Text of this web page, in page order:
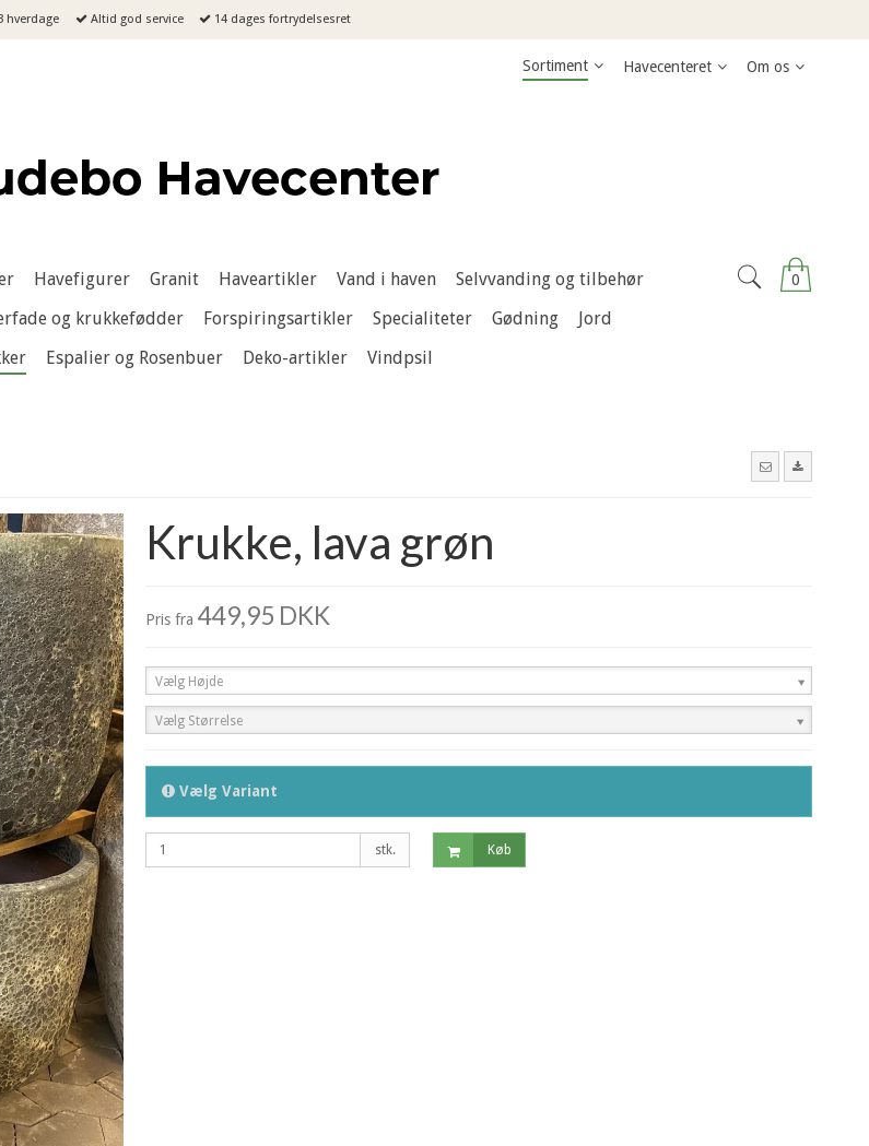
hverdage Altid god service 14 dages fortrydelsesret
Sortiment Havecenteret Om os
0
Havefigurer Granit Haveartikler Vand i haven
Selvvanding og tilbehør
og krukkefødder Forspiringsartikler Specialiteter Gødning
Jord
Espalier og Rosenbuer Deko-artikler Vindpsil
Krukke, lava grøn
Pris fra 449,95 DKK
Vælg Højde
Vælg Størrelse
Vælg Variant
stk. Køb